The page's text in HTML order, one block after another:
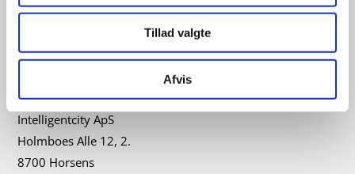
Tillad valgte
Afvis
Intelligentcity ApS
Holmboes Alle 12, 2.
8700 Horsens